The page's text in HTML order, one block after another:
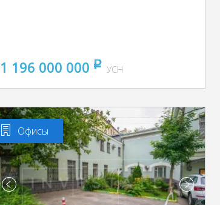
1 196 000 000 pуб
УСН
Офисы